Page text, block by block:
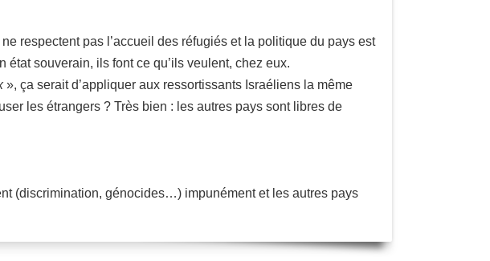
respectent pas l’accueil des réfugiés et la politique du pays est
état souverain, ils font ce qu’ils veulent, chez eux.
», ça serait d’appliquer aux ressortissants Israéliens la même
les étrangers ? Très bien : les autres pays sont libres de
(discrimination, génocides…) impunément et les autres pays